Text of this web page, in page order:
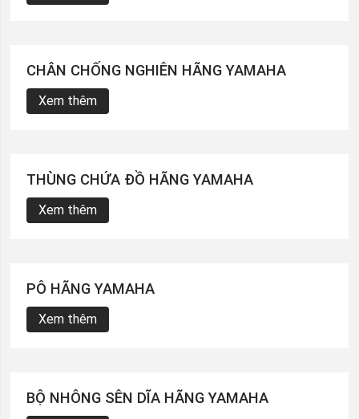
CHÂN CHỐNG NGHIÊN HÃNG YAMAHA
Xem thêm
THÙNG CHỨA ĐỒ HÃNG YAMAHA
Xem thêm
PÔ HÃNG YAMAHA
Xem thêm
BỘ NHÔNG SÊN DĨA HÃNG YAMAHA